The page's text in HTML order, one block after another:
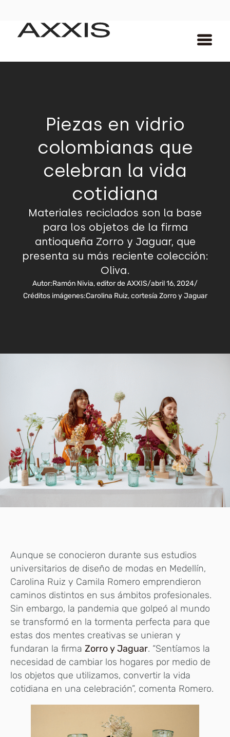
Piezas en vidrio
colombianas que
celebran la vida
cotidiana
Materiales reciclados son la base
para los objetos de la firma
antioqueña Zorro y Jaguar, que
presenta su más reciente colección:
Oliva.
Autor:Ramón Nivia, editor de AXXIS/abril 16, 2024/
Créditos imágenes:Carolina Ruiz, cortesía Zorro y Jaguar
Aunque se conocieron durante sus estudios
universitarios de diseño de modas en Medellín,
Carolina Ruiz y Camila Romero emprendieron
caminos distintos en sus ámbitos profesionales.
Sin embargo, la pandemia que golpeó al mundo
se transformó en la tormenta perfecta para que
estas dos mentes creativas se unieran y
fundaran la firma Zorro y Jaguar. “Sentíamos la
necesidad de cambiar los hogares por medio de
los objetos que utilizamos, convertir la vida
cotidiana en una celebración”, comenta Romero.